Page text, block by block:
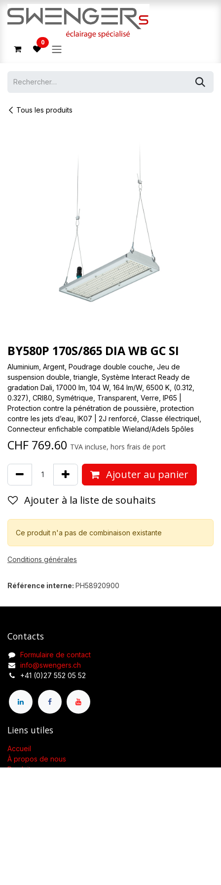
Se rendre au contenu
0
Tous les produits
BY580P 170S/865 DIA WB GC SI
Aluminium, Argent, Poudrage double couche, Jeu de
suspension double, triangle, Système Interact Ready de
gradation Dali, 17000 lm, 104 W, 164 lm/W, 6500 K, (0.312,
0.327), CRI80, Symétrique, Transparent, Verre, IP65 |
Protection contre la pénétration de poussière, protection
contre les jets d’eau, IK07 | 2J renforcé, Classe électriqueI,
Connecteur enfichable compatible Wieland/Adels 5pôles
CHF 769.60 TVA incluse, hors frais de port
Ajouter au panier
Ajouter à la liste de souhaits
Ce produit n'a pas de combinaison existante
Conditions générales
Référence interne: PH58920900
Contacts
Formulaire de contact
info@swengers.ch
+41 (0)27 552 05 52
Liens utiles
Accueil
À propos de nous
Produits